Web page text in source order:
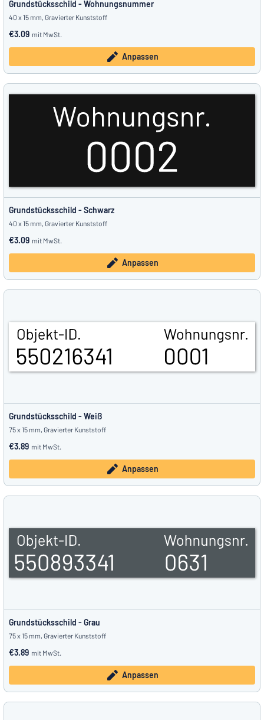
Grundstücksschild - Wohnungsnummer
40 x 15 mm, Gravierter Kunststoff
€3.09 mit MwSt.
Anpassen
Grundstücksschild - Schwarz
40 x 15 mm, Gravierter Kunststoff
€3.09 mit MwSt.
Anpassen
Grundstücksschild - Weiß
75 x 15 mm, Gravierter Kunststoff
€3.89 mit MwSt.
Anpassen
Grundstücksschild - Grau
75 x 15 mm, Gravierter Kunststoff
€3.89 mit MwSt.
Anpassen